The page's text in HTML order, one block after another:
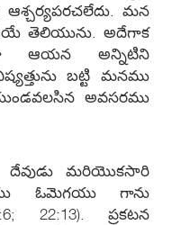
మన
తెలియును. అదేగాక
ఆయన అన్నిటిని
బట్టి మనము
అవసరము
దేవుడు మరియొకసారి
ఓమెగయు గాను
22:13). ప్రకటన